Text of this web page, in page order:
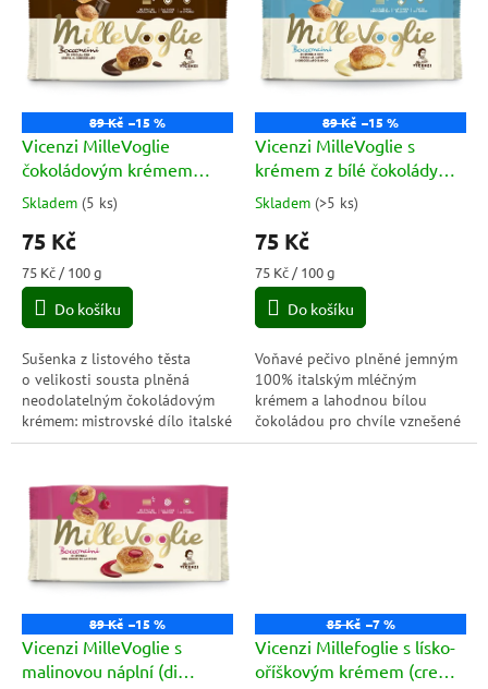
o
d
89 Kč –15 %
Vicenzi MilleVoglie
čokoládovým krémem
(crema al cioccolato) 100g
Průměrné
hodnocení
produktu
je
5,0
5
hvězdiček.
Skladem (5 ks)
75 Kč
Měrná
cena:
75 Kč / 100 g
Do košíku
Sušenka z listového těsta
o velikosti sousta plněná
neodolatelným čokoládovým
krémem: mistrovské dílo italské
tradice jemného pečiva. Díky
vrstvám...
89 Kč –15 %
Vicenzi MilleVoglie s
krémem z bílé čokolády
(crema al late) 100g
Průměrné
hodnocení
produktu
je
5,0
5
hvězdiček.
Skladem (>5 ks)
75 Kč
Měrná
cena:
75 Kč / 100 g
Do košíku
Voňavé pečivo plněné jemným
100% italským mléčným
krémem a lahodnou bílou
čokoládou pro chvíle vznešené
dobroty.
89 Kč –15 %
Vicenzi MilleVoglie s
malinovou náplní (di
85 Kč –7 %
Vicenzi Millefoglie s lísko-
oříškovým krémem (crema